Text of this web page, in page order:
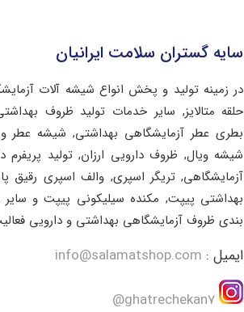
سایه گستران سلامت ایرانیان
در زمینه تولید و پخش انواع شیشه آلات
حلقه متالایز, سایر خدمات تولید ظروف
بطری عطر آزمایشگاهی بهداشتی, شیشه عطر
شیشه ویال, ظروف دارویی ارزان, تولید
آزمایشگاهی, تریگر اسپری, والف اسپری
بهداشتی پیپت, مکنده سیلیکونی پیپت و
بندی ظروف آزمایشگاهی بهداشتی و دارویی
ایمیل : info@salamatshop.com
ghatrechekan7@